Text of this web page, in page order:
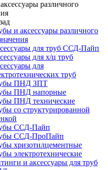
различного
и аксессуары различного
для труб ССД-Пайп
для х/ц труб
для
труб
ПНД ЗПТ
ПНД напорные
ПНД технические
со структурированной
ССД-Пайп
ССД-ПроПайп
хризотилцементные
электротехнические
и аксессуары для труб